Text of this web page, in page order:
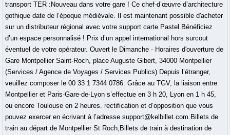
transport TER :Nouveau dans votre gare ! Ce chef-d’œuvre d’architecture
gothique date de l’époque médiévale. Il est maintenant possible d'acheter
sur un distributeur régional avec votre support carte Pastel.Bénéficiez
d’un espace personnalisé ! Prix d’un appel international hors surcout
éventuel de votre opérateur. Ouvert le Dimanche - Horaires d'ouverture de
Gare Montpellier Saint-Roch, place Auguste Gibert, 34000 Montpellier
(Services / Agence de Voyages / Services Publics) Depuis l’étranger,
veuillez composer le 00 33 1 7344 0786. Grâce au TGV, la liaison entre
Montpellier et Paris-Gare-de-Lyon s’effectue en 3 h 20, Lyon en 1 h 45,
ou encore Toulouse en 2 heures. rectification et d’opposition que vous
pouvez exercer en écrivant à l’adresse support@kelbillet.com.Billets de
train au départ de Montpellier St Roch,Billets de train à destination de